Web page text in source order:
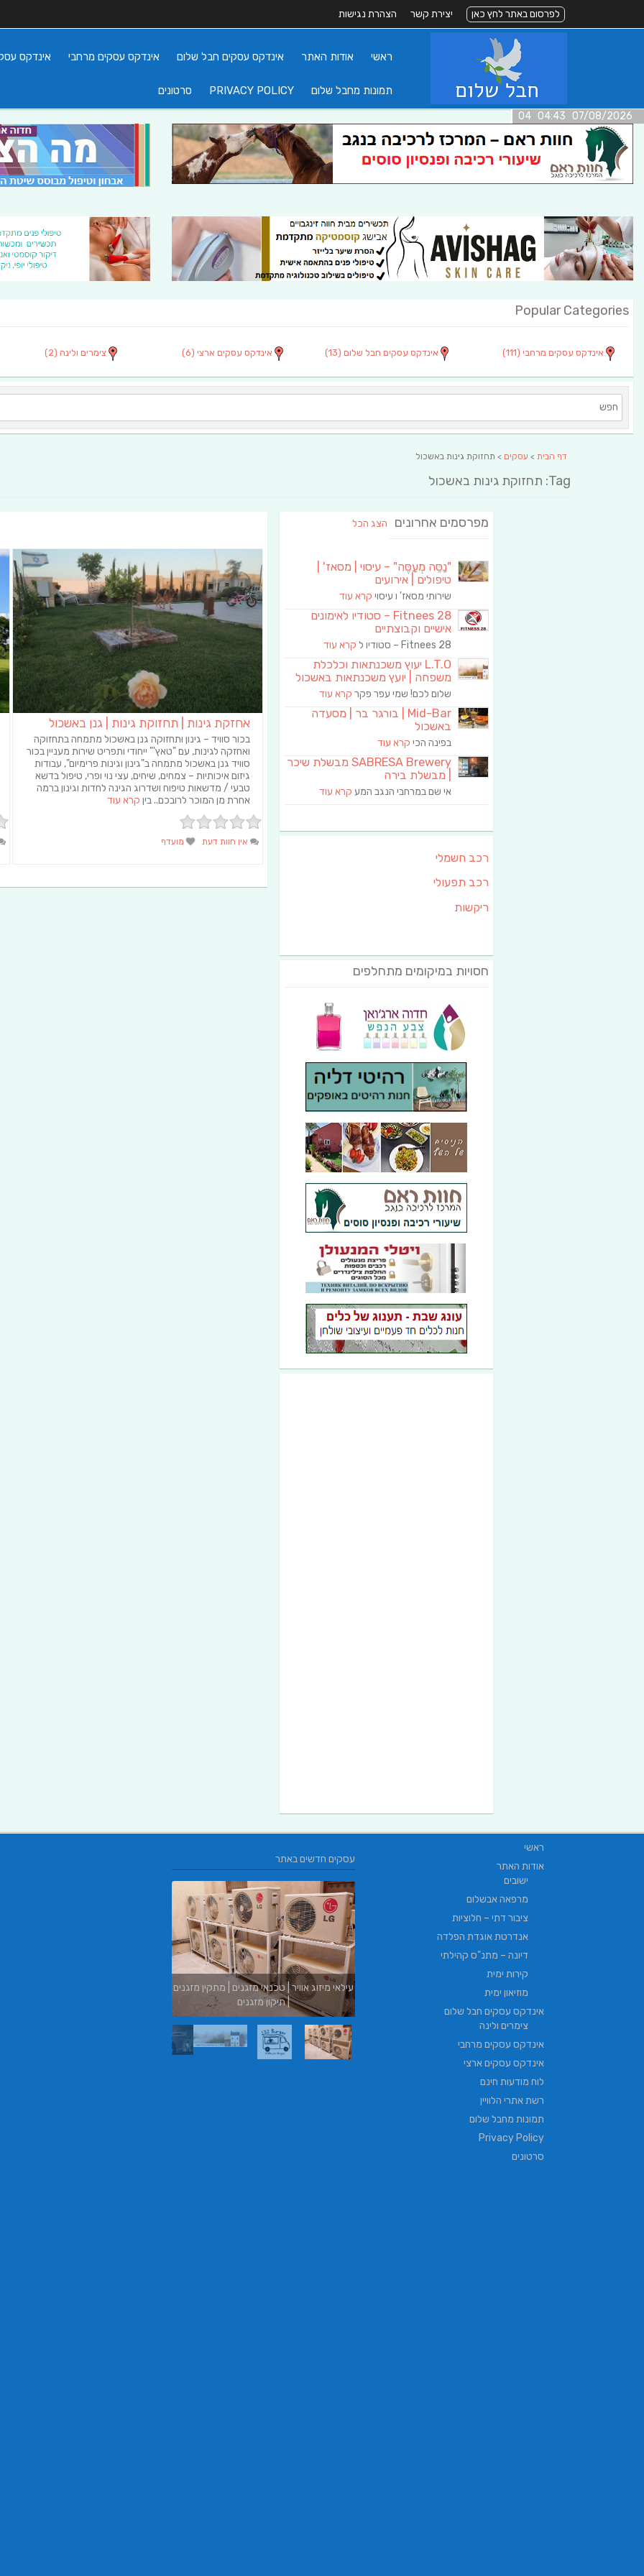
לפרסום באתר לחץ כאן יצירת קשר הצהרת נגישות
ראשי אודות האתר אינדקס עסקים חבל שלום אינדקס עסקים מרחבי אינדקס
תמונות מחבל שלום PRIVACY POLICY סרטונים
07/08/2026 04:43 04
Popular Categories
אינדקס עסקים מרחבי (111) אינדקס עסקים חבל שלום (13) אינדקס עסקים ארצי (6) צימרים ולינה (2)
דף הבית > עסקים > תחזוקת גינות באשכול
Tag: תחזוקת גינות באשכול
אחזקת גינות | תחזוקת גינות | גנן באשכול
בכור סוויד – גינון ותחזוקה גנן באשכול מתמחה בתחזוקה
ואחזקה לגינות, עם "טאץ'" ייחודי ותפריט שירות מעניין בכור
סוויד גנן באשכול מתמחה ב"גינון וגינות פרימיום", עבודות
גיזום איכותיות – צמחים, שיחים, עצי נוי ופרי, טיפול בדשא
טבעי / מדשאות טיפוח ושדרוג הגינה לחדות וגינון ברמה
אחרת מן המוכר לרובכם.. בין קרא עוד
אין חוות דעת מועדף
מפרסמים אחרונים הצג הכל
"נַסֵּה מְעַסֶּה" – עיסוי | מסאז' |
טיפולים | אירועים
שירותי מסאז' ו עיסוי קרא עוד
Fitnees 28 – סטודיו לאימונים
אישיים וקבוצתיים
Fitnees 28 – סטודיו ל קרא עוד
L.T.O יעוץ משכנתאות וכלכלת
משפחה | יועץ משכנתאות באשכול
שלום לכם! שמי עפר פקר קרא עוד
Mid-Bar | בורגר בר | מסעדה
באשכול
בפינה הכי קרא עוד
SABRESA Brewery מבשלת שיכר
| מבשלת בירה
אי שם במרחבי הנגב המע קרא עוד
רכב חשמלי
רכב תפעולי
ריקשות
חסויות במיקומים מתחלפים
עסקים חדשים באתר
עילאי מיזוג אוויר | טכנאי מזגנים | מתקין מזגנים
בורגר בר
ראשי
אודות האתר
ישובים
מרפאה אבשלום
ציבור דתי – חלוציות
אנדרטת אוגדת הפלדה
דיונה – מתנ"ס קהילתי
קירות ימית
מוזיאון ימית
אינדקס עסקים חבל שלום
צימרים ולינה
אינדקס עסקים מרחבי
אינדקס עסקים ארצי
לוח מודעות חינם
רשת אתרי הלוויין
תמונות מחבל שלום
Privacy Policy
סרטונים